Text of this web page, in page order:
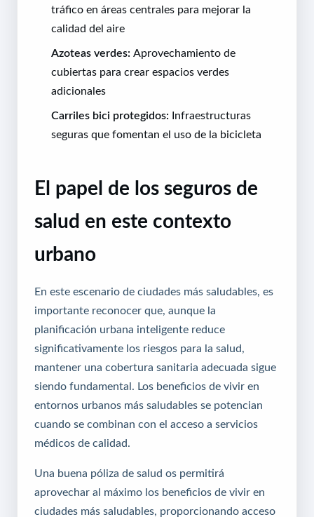
tráfico en áreas centrales para mejorar la
calidad del aire
Azoteas verdes: Aprovechamiento de
cubiertas para crear espacios verdes
adicionales
Carriles bici protegidos: Infraestructuras
seguras que fomentan el uso de la bicicleta
El papel de los seguros de
salud en este contexto
urbano
En este escenario de ciudades más saludables, es
importante reconocer que, aunque la
planificación urbana inteligente reduce
significativamente los riesgos para la salud,
mantener una cobertura sanitaria adecuada sigue
siendo fundamental. Los beneficios de vivir en
entornos urbanos más saludables se potencian
cuando se combinan con el acceso a servicios
médicos de calidad.
Una buena póliza de salud os permitirá
aprovechar al máximo los beneficios de vivir en
ciudades más saludables, proporcionando acceso